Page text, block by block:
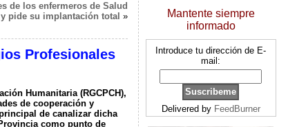
de los enfermeros de Salud
y pide su implantación total »
Profesionales
Humanitaria (RGCPCH),
de cooperación y
de canalizar dicha
como punto de
Mantente siempre
informado
Introduce tu dirección de E-
mail:
Delivered by FeedBurner